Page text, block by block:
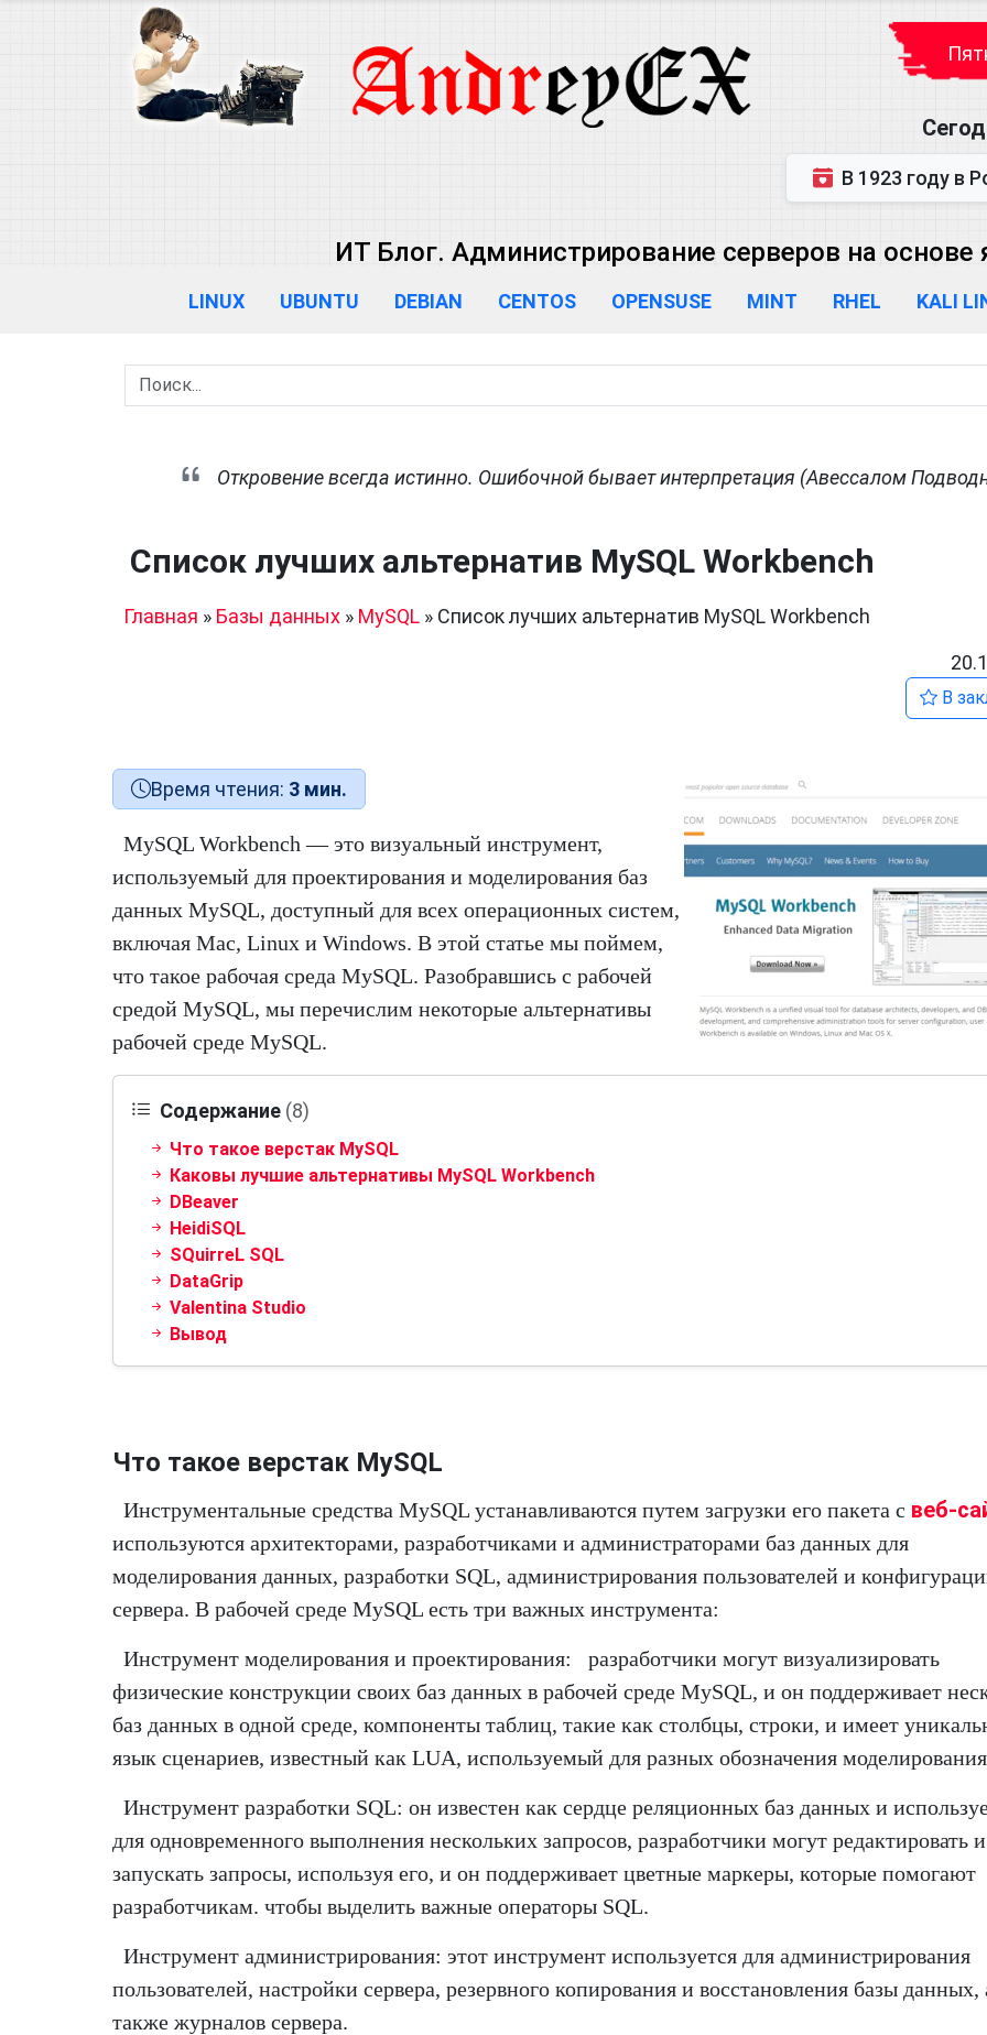
В 1923 году в Ростове-на-Дону
ИТ Блог. Администрирование серверов на основе
LINUX UBUNTU DEBIAN CENTOS OPENSUSE MINT RHEL KALI
Откровение всегда истинно. Ошибочной бывает интерпретация (Авессалом
Список лучших альтернатив MySQL Workbench
Главная » Базы данных » MySQL » Список лучших альтернатив MySQL Workbench
В
Время чтения: 3 мин.
MySQL Workbench — это визуальный инструмент,
используемый для проектирования и моделирования баз
данных MySQL, доступный для всех операционных систем,
включая Mac, Linux и Windows. В этой статье мы поймем,
что такое рабочая среда MySQL. Разобравшись с рабочей
средой MySQL, мы перечислим некоторые альтернативы
рабочей среде MySQL.
Содержание (8)
Что такое верстак MySQL
Каковы лучшие альтернативы MySQL Workbench
DBeaver
HeidiSQL
SQuirreL SQL
DataGrip
Valentina Studio
Вывод
Что такое верстак MySQL
Инструментальные средства MySQL устанавливаются путем загрузки его пакета с веб-
используются архитекторами, разработчиками и администраторами баз данных для
моделирования данных, разработки SQL, администрирования пользователей и
сервера. В рабочей среде MySQL есть три важных инструмента:
Инструмент моделирования и проектирования: разработчики могут визуализировать
физические конструкции своих баз данных в рабочей среде MySQL, и он поддерживает
баз данных в одной среде, компоненты таблиц, такие как столбцы, строки, и имеет
язык сценариев, известный как LUA, используемый для разных обозначения
Инструмент разработки SQL: он известен как сердце реляционных баз данных и
для одновременного выполнения нескольких запросов, разработчики могут редактировать и
запускать запросы, используя его, и он поддерживает цветные маркеры, которые помогают
разработчикам. чтобы выделить важные операторы SQL.
Инструмент администрирования: этот инструмент используется для администрирования
пользователей, настройки сервера, резервного копирования и восстановления базы данных,
также журналов сервера.